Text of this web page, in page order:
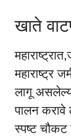
खाते
महाराष्ट्र
लागू
पालन
स्पष्ट चौकट